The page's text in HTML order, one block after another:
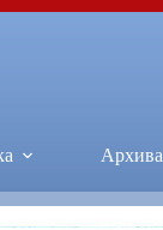
Архива